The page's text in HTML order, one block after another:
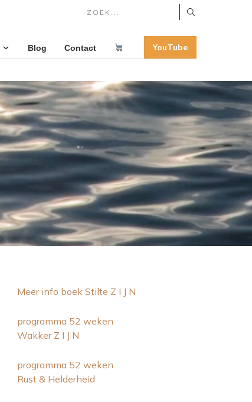
Blog Contact YouTube
Meer info boek Stilte Z I J N
programma 52 weken
Wakker Z I J N
programma 52 weken
Rust & Helderheid